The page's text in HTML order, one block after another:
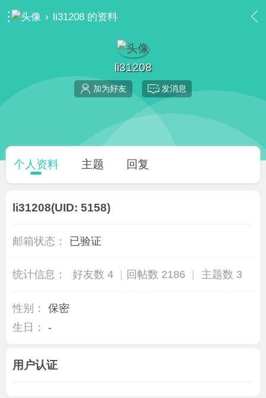
› li31208 的资料
li31208
加为好友 发消息
个人资料 主题 回复
li31208(UID: 5158)
邮箱状态： 已验证
统计信息： 好友数 4 回帖数 2186 主题数 3
性别：
保密
生日：
-
用户认证